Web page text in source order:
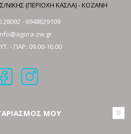
ΝΙΚΗΣ (ΠΕΡΙΟΧΗ ΚΑΣΛΑ) - ΚΟΖΑΝΗ
28092- 6948629109
zw.gr
- ΠΑΡ. 09.00-16.00
ΜΟΥ